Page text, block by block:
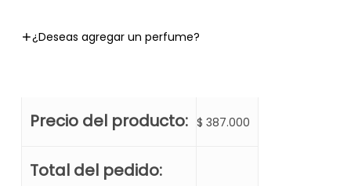
¿Deseas agregar un perfume?
Precio del producto: $ 387.000
Total del pedido: